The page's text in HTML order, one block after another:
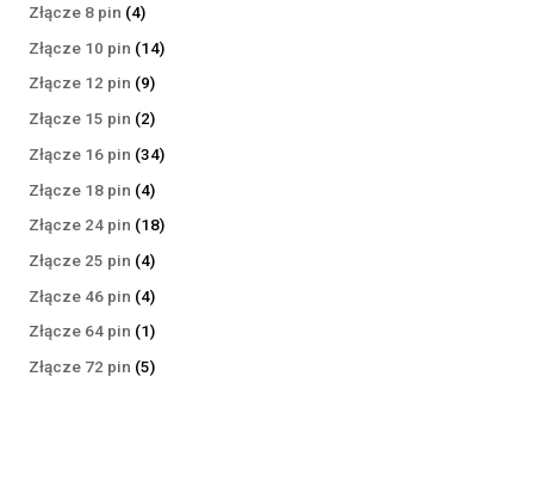
Złącze 8 pin 44
produkty
Złącze 10 pin 1414
Złącze 12 pin 99
produktów
Złącze 15 pin 22
produkty
Złącze 16 pin 3434
Złącze 18 pin 44
produkty
Złącze 24 pin 1818
Złącze 25 pin 44
produkty
Złącze 46 pin 44
produkty
Złącze 64 pin 11
produkt
Złącze 72 pin 55